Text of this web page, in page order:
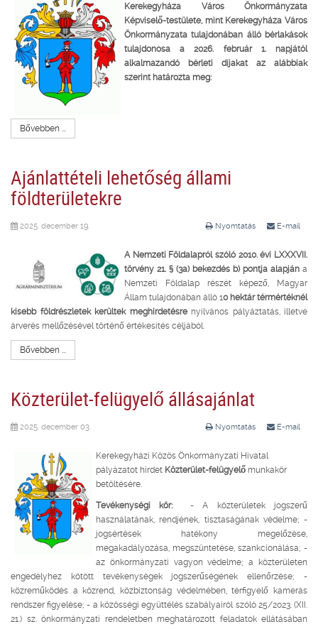
Kerekegyháza Város Önkormányzata
Képviselő-testülete, mint Kerekegyháza Város
Önkormányzata tulajdonában álló bérlakások
tulajdonosa a 2026. február 1. napjától
alkalmazandó bérleti díjakat az alábbiak
szerint határozta meg:
Bővebben ...
Ajánlattételi lehetőség állami
földterületekre
Nyomtatás E-mail
2025. december 19.
A Nemzeti Földalapról szóló 2010. évi LXXXVII.
törvény 21. § (3a) bekezdés b) pontja alapján a
Nemzeti Földalap részét képező, Magyar
Állam tulajdonában álló 10 hektár térmértéknél
kisebb földrészletek kerültek meghirdetésrenyilvános pályáztatás, illetve
árverés mellőzésével történő értékesítés céljából.
Bővebben ...
Közterület-felügyelő állásajánlat
Nyomtatás E-mail
2025. december 03.
Kerekegyházi Közös Önkormányzati Hivatal
pályázatot hirdet Közterület-felügyelő munkakör
betöltésére.
Tevékenységi kör: - A közterületek jogszerű
használatának, rendjének, tisztaságának védelme; -
jogsértések hatékony megelőzése,
megakadályozása, megszüntetése, szankcionálása; -
az önkormányzati vagyon védelme; a közterületen
engedélyhez kötött tevékenységek jogszerűségének ellenőrzése; -
közreműködés a közrend, közbiztonság védelmében, térfigyelő kamerás
rendszer figyelése; - a közösségi együttélés szabályairól szóló 25/2023. (XII.
21.) sz. önkormányzati rendeletben meghatározott feladatok ellátásában